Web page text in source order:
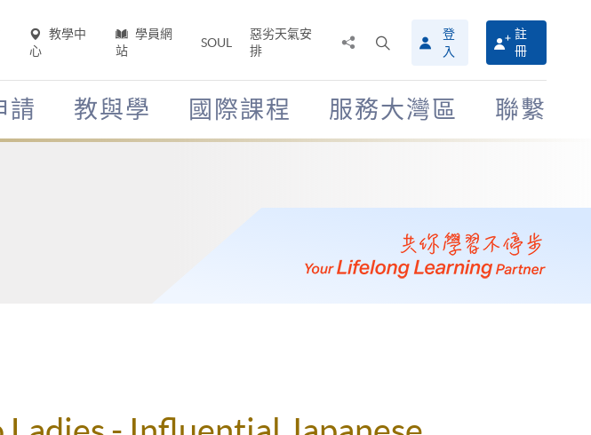
教學中
心
學員網
站
SOUL
惡劣天氣安
排
搜
尋
介
面
登
入
註
冊
請 教與學 國際課程 服務大灣區 聯繫